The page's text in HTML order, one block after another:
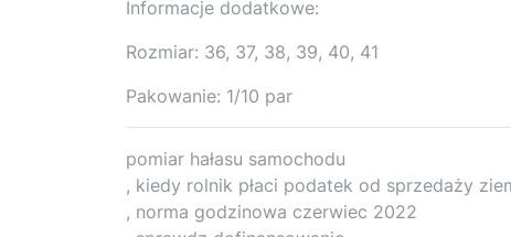
Informacje dodatkowe:
Rozmiar: 36, 37, 38, 39, 40, 41
Pakowanie: 1/10 par
pomiar hałasu samochodu
, kiedy rolnik płaci podatek od sprzedaży
, norma godzinowa czerwiec 2022